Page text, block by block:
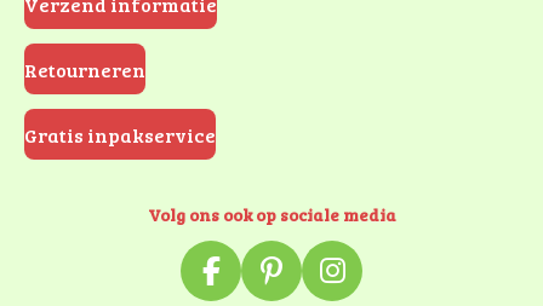
Retourneren
Gratis inpakservice
Volg ons ook op sociale media
F
P
I